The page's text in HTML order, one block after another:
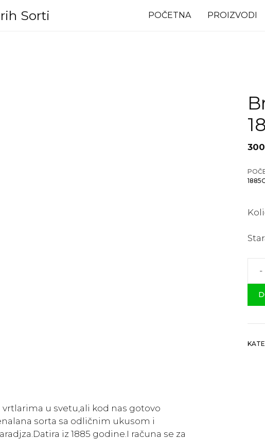
Sorti POČETNA PROIZVODI
-
u svetu,ali kod nas gotovo
sorta sa odličnim ukusom i
iz 1885 godine.I računa se za